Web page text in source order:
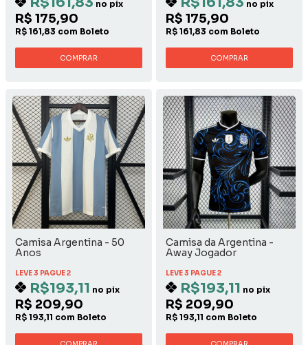
no pix
R$ 175,90
R$ 161,83 com Boleto
COMPRAR
no pix
R$ 175,90
R$ 161,83 com Boleto
COMPRAR
Camisa Argentina - 50
Anos
LEVE 3 PAGUE 2
R$193,11 no pix
R$ 209,90
R$ 193,11 com Boleto
Camisa da Argentina -
Away Jogador
LEVE 3 PAGUE 2
R$193,11 no pix
R$ 209,90
R$ 193,11 com Boleto